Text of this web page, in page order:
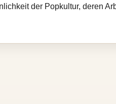
der Popkultur, deren